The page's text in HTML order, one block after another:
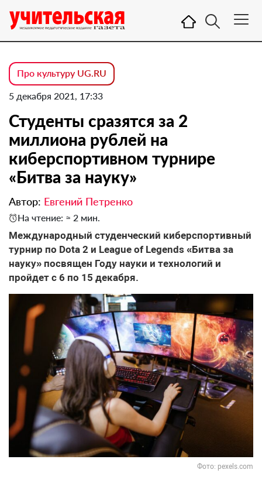
Про культуру UG.RU
5 декабря 2021, 17:33
Студенты сразятся за 2
миллиона рублей на
киберспортивном турнире
«Битва за науку»
Автор: Евгений Петренко
На чтение: ≈ 2 мин.
Международный студенческий киберспортивный
турнир по Dota 2 и League of Legends «Битва за
науку» посвящен Году науки и технологий и
пройдет с 6 по 15 декабря.
Фото: pexels.com